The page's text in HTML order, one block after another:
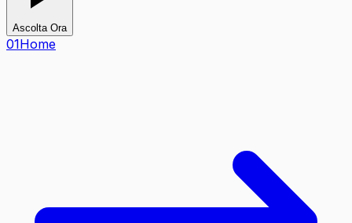
Ascolta Ora
01Home